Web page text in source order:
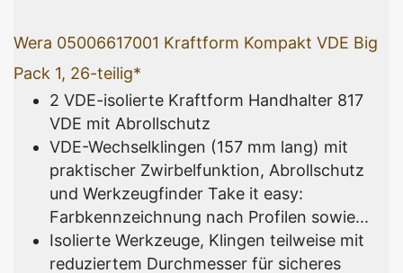
Wera 05006617001 Kraftform Kompakt VDE Big
Pack 1, 26-teilig*
2 VDE-isolierte Kraftform Handhalter 817
VDE mit Abrollschutz
VDE-Wechselklingen (157 mm lang) mit
praktischer Zwirbelfunktion, Abrollschutz
und Werkzeugfinder Take it easy:
Farbkennzeichnung nach Profilen sowie...
Isolierte Werkzeuge, Klingen teilweise mit
reduziertem Durchmesser für sicheres